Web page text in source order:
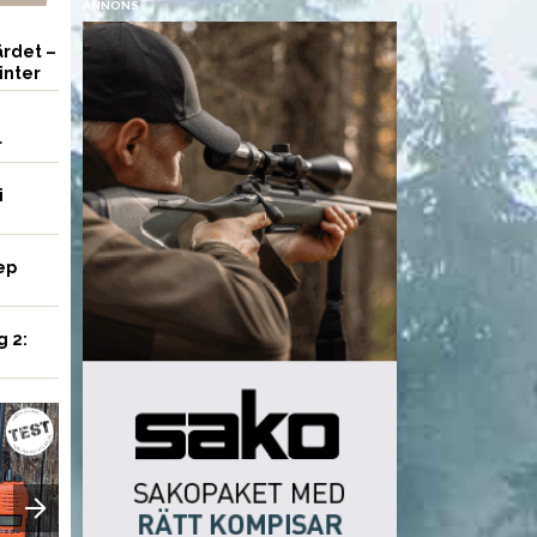
–
2:
ANNONS